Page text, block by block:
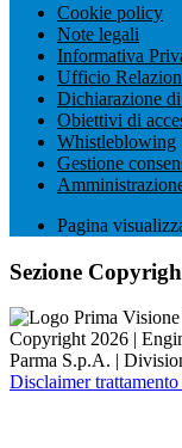
Cookie policy
Note legali
Informativa
Ufficio
Dichiarazione
Obiettivi di
Whistleblowing
Gestione
Pagina
Sezione
Copyright 2026 |
Parma S.p.A. |
Disclaimer